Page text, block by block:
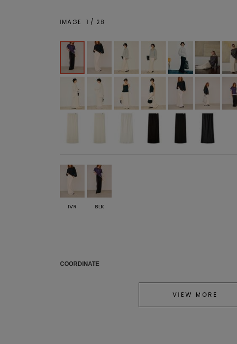
IMAGE 1 / 28
IVR BLK
COORDINATE
VIEW MORE